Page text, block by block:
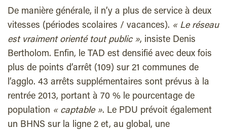
De manière générale, il n’y a plus de service à deux
vitesses (périodes scolaires / vacances). « Le réseau
est vraiment orienté tout public », insiste Denis
Bertholom. Enfin, le TAD est densifié avec deux fois
plus de points d’arrêt (109) sur 21 communes de
l’agglo. 43 arrêts supplémentaires sont prévus à la
rentrée 2013, portant à 70 % le pourcentage de
population « captable ». Le PDU prévoit également
un BHNS sur la ligne 2 et, au global, une